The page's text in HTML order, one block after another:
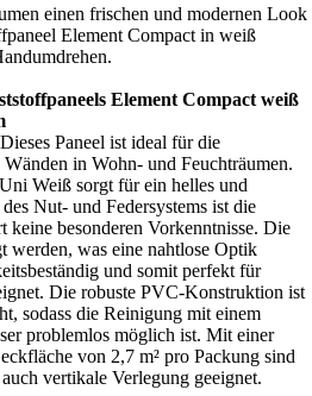
einen frischen und modernen Look
Element Compact in weiß
Element Compact weiß
Paneel ist ideal für die
in Wohn- und Feuchträumen.
Weiß sorgt für ein helles und
Nut- und Federsystems ist die
keine besonderen Vorkenntnisse. Die
werden, was eine nahtlose Optik
und somit perfekt für
Die robuste PVC-Konstruktion ist
sodass die Reinigung mit einem
problemlos möglich ist. Mit einer
von 2,7 m² pro Packung sind
vertikale Verlegung geeignet.